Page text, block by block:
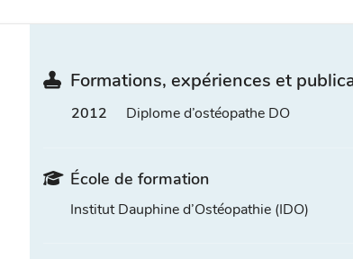
Formations, expériences et
2012 Diplome d’ostéopathe DO
École de formation
Institut Dauphine d’Ostéopathie (IDO)